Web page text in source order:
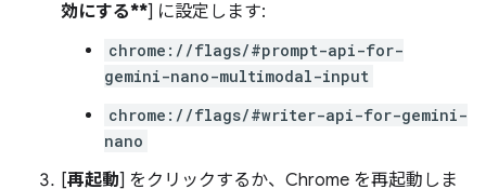
効にする**] に設定します:
chrome://flags/#prompt-api-for-
gemini-nano-multimodal-input
chrome://flags/#writer-api-for-gemini-
nano
[再起動] をクリックするか、Chrome を再起動しま